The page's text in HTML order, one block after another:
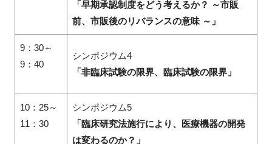
「早期承認制度をどう考えるか？ ～市販
前、市販後のリバランスの意味 ～」
9：30～
9：40
シンポジウム4
「非臨床試験の限界、臨床試験の限界」
10：25～
11：30
シンポジウム5
「臨床研究法施行により、医療機器の開発
は変わるのか？」